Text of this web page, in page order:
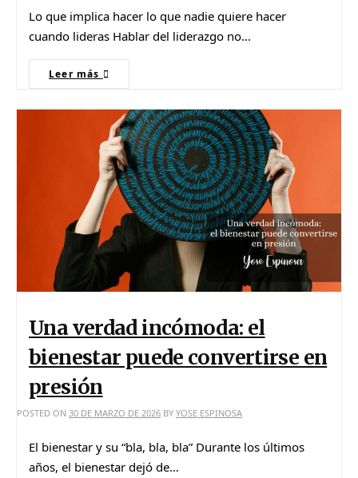
Lo que implica hacer lo que nadie quiere hacer
cuando lideras Hablar del liderazgo no…
Leer más
Una verdad incómoda: el
bienestar puede convertirse en
presión
POSTED ON 30 DE MARZO DE 2026 BY YOSE ESPINOSA
El bienestar y su “bla, bla, bla” Durante los últimos
años, el bienestar dejó de…